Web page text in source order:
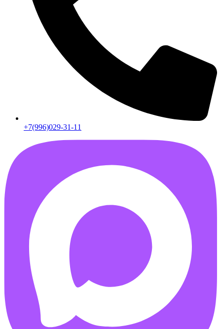
+7(996)029-31-11